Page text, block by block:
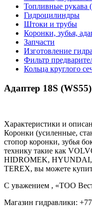
Топливные
Гидроцилиндры
Штоки и трубы
Коронки, зубья,
Запчасти
Изготовление
Фильтр
Кольца круглого
Адаптер 18S (WS55)
Характеристики и
Коронки (усиленные,
стопор коронки, зубья
технику такие как
HIDROMEK,
TEREX, вы можете
С уважением , «ТОО
Магазин гидравлики: